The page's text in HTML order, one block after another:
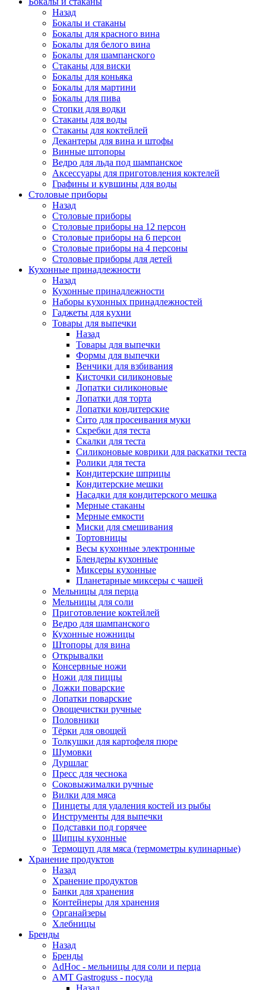
Назад
Бокалы и стаканы
Бокалы для красного вина
Бокалы для белого вина
Бокалы для шампанского
Стаканы для виски
Бокалы для коньяка
Бокалы для мартини
Бокалы для пива
Стопки для водки
Стаканы для воды
Стаканы для коктейлей
Декантеры для вина и штофы
Винные штопоры
Ведро для льда под шампанское
Аксессуары для приготовления коктелей
Графины и кувшины для воды
Столовые приборы
Назад
Столовые приборы
Столовые приборы на 12 персон
Столовые приборы на 6 персон
Столовые приборы на 4 персоны
Столовые приборы для детей
Кухонные принадлежности
Назад
Кухонные принадлежности
Наборы кухонных принадлежностей
Гаджеты для кухни
Товары для выпечки
Назад
Товары для выпечки
Формы для выпечки
Венчики для взбивания
Кисточки силиконовые
Лопатки силиконовые
Лопатки для торта
Лопатки кондитерские
Сито для просеивания муки
Скребки для теста
Скалки для теста
Силиконовые коврики для раскатки теста
Ролики для теста
Кондитерские шприцы
Кондитерские мешки
Насадки для кондитерского мешка
Мерные стаканы
Мерные емкости
Миски для смешивания
Тортовницы
Весы кухонные электронные
Блендеры кухонные
Миксеры кухонные
Планетарные миксеры с чашей
Мельницы для перца
Мельницы для соли
Приготовление коктейлей
Ведро для шампанского
Кухонные ножницы
Штопоры для вина
Открывалки
Консервные ножи
Ножи для пиццы
Ложки поварские
Лопатки поварские
Овощечистки ручные
Половники
Тёрки для овощей
Толкушки для картофеля пюре
Шумовки
Дуршлаг
Пресс для чеснока
Соковыжималки ручные
Вилки для мяса
Пинцеты для удаления костей из рыбы
Инструменты для выпечки
Подставки под горячее
Щипцы кухонные
Термощуп для мяса (термометры кулинарные)
Хранение продуктов
Назад
Хранение продуктов
Банки для хранения
Контейнеры для хранения
Органайзеры
Хлебницы
Бренды
Назад
Бренды
AdHoc - мельницы для соли и перца
AMT Gastroguss - посуда
Назад